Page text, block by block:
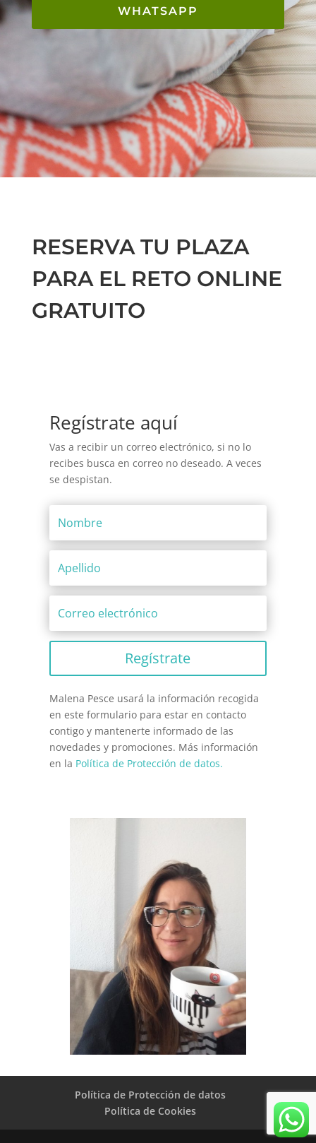
WHATSAPP
RESERVA TU PLAZA
PARA EL RETO ONLINE
GRATUITO
Regístrate aquí
Vas a recibir un correo electrónico, si no lo
recibes busca en correo no deseado. A veces
se despistan.
Regístrate
Malena Pesce usará la información recogida
en este formulario para estar en contacto
contigo y mantenerte informado de las
novedades y promociones. Más información
en la Política de Protección de datos.
Política de Protección de datos
Política de Cookies